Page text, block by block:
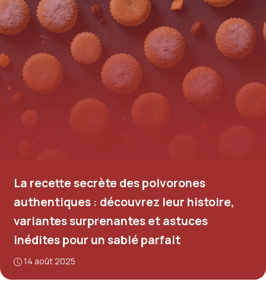
La recette secrète des polvorones
authentiques : découvrez leur histoire,
variantes surprenantes et astuces
inédites pour un sablé parfait
14 août 2025